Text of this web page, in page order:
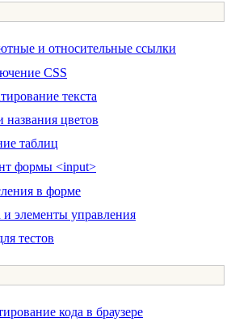
и относительные ссылки
CSS
текста
цветов
таблиц
формы <input>
в форме
элементы управления
тестов
кода в браузере